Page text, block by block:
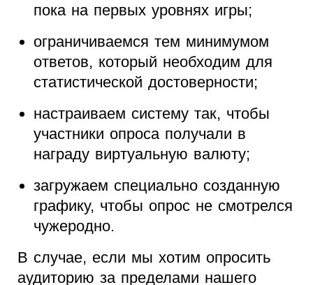
пока на первых уровнях игры;
ограничиваемся тем минимумом
ответов, который необходим для
статистической достоверности;
настраиваем систему так, чтобы
участники опроса получали в
награду виртуальную валюту;
загружаем специально созданную
графику, чтобы опрос не смотрелся
чужеродно.
В случае, если мы хотим опросить
аудиторию за пределами нашего